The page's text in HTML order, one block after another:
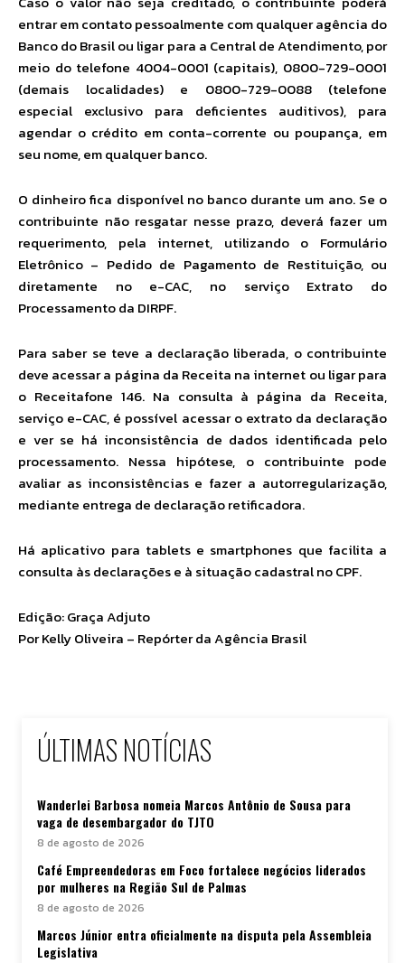
entrar em contato pessoalmente com qualquer agência do
Banco do Brasil ou ligar para a Central de Atendimento, por
meio do telefone 4004-0001 (capitais), 0800-729-0001
(demais localidades) e 0800-729-0088 (telefone
especial exclusivo para deficientes auditivos), para
agendar o crédito em conta-corrente ou poupança, em
seu nome, em qualquer banco.
O dinheiro fica disponível no banco durante um ano. Se o
contribuinte não resgatar nesse prazo, deverá fazer um
requerimento, pela internet, utilizando o Formulário
Eletrônico – Pedido de Pagamento de Restituição, ou
diretamente no e-CAC, no serviço Extrato do
Processamento da DIRPF.
Para saber se teve a declaração liberada, o contribuinte
deve acessar a página da Receita na internet ou ligar para
o Receitafone 146. Na consulta à página da Receita,
serviço e-CAC, é possível acessar o extrato da declaração
e ver se há inconsistência de dados identificada pelo
processamento. Nessa hipótese, o contribuinte pode
avaliar as inconsistências e fazer a autorregularização,
mediante entrega de declaração retificadora.
Há aplicativo para tablets e smartphones que facilita a
consulta às declarações e à situação cadastral no CPF.
Edição:Graça Adjuto
PorKelly Oliveira – Repórter da Agência Brasil
ÚLTIMAS NOTÍCIAS
Wanderlei Barbosa nomeia Marcos Antônio de Sousa para
vaga de desembargador do TJTO
8 de agosto de 2026
Café Empreendedoras em Foco fortalece negócios liderados
por mulheres na Região Sul de Palmas
8 de agosto de 2026
Marcos Júnior entra oficialmente na disputa pela Assembleia
Legislativa